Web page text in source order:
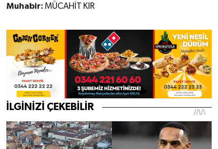
Muhabir: MÜCAHİT KIR